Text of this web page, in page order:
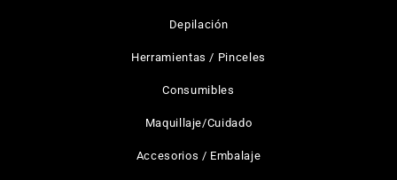
Depilación
Herramientas / Pinceles
Consumibles
Maquillaje/Cuidado
Accesorios / Embalaje